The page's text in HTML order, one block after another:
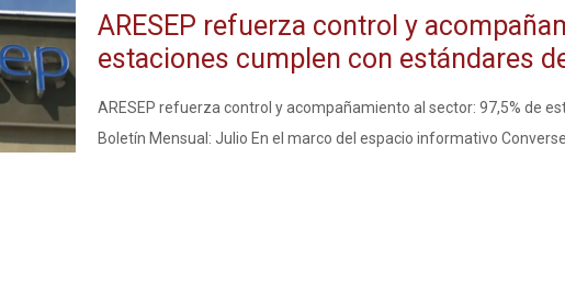
ARESEP refuerza control y
estaciones cumplen con estándares
ARESEP refuerza control y acompañamiento al sector: 97,5% de
Boletín Mensual: Julio En el marco del espacio informativo